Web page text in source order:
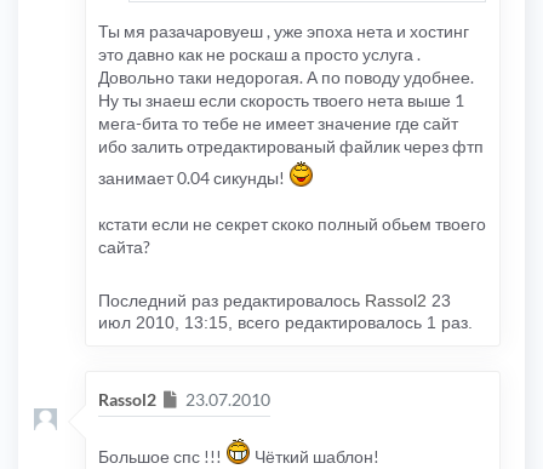
Ты мя разачаровуеш , уже эпоха нета и хостинг
это давно как не роскаш а просто услуга .
Довольно таки недорогая. А по поводу удобнее.
Ну ты знаеш если скорость твоего нета выше 1
мега-бита то тебе не имеет значение где сайт
ибо залить отредактированый файлик через фтп
занимает 0.04 сикунды!
кстати если не секрет скоко полный обьем твоего
сайта?
Последний раз редактировалось Rassol2 23
июл 2010, 13:15, всего редактировалось 1 раз.
Rassol2 Сообщение
23.07.2010
Большое спс !!! Чёткий шаблон!